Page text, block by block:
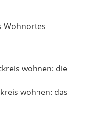
Wohnortes
wohnen: die
wohnen: das